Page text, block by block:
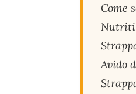
Come
Nutriti
Avido